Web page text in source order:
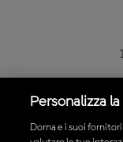
Personalizza
Dorna e i suoi